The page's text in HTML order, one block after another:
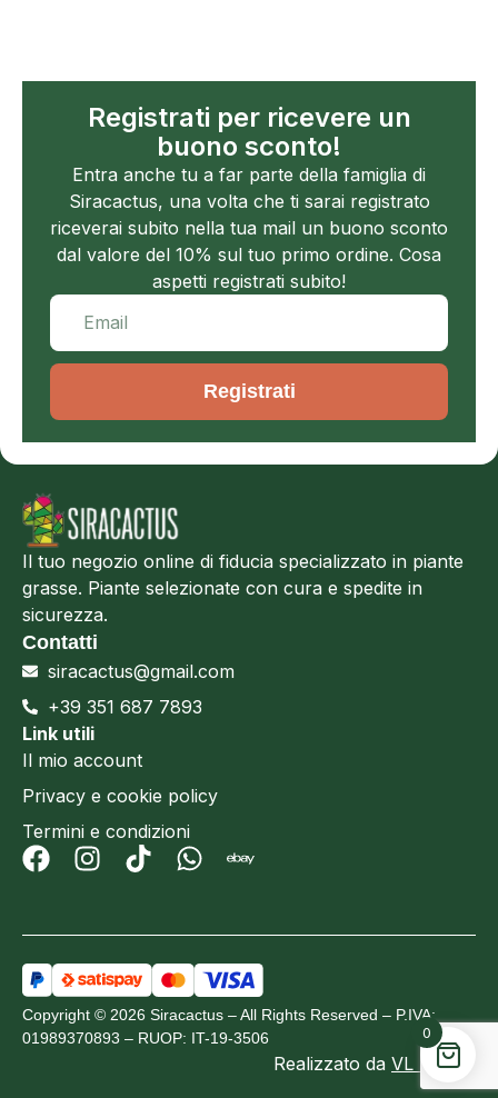
Registrati per ricevere un
buono sconto!
Entra anche tu a far parte della famiglia di
Siracactus, una volta che ti sarai registrato
riceverai subito nella tua mail un buono sconto
dal valore del 10% sul tuo primo ordine. Cosa
aspetti registrati subito!
Registrati
Il tuo negozio online di fiducia specializzato in piante
grasse. Piante selezionate con cura e spedite in
sicurezza.
Contatti
siracactus@gmail.com
+39 351 687 7893
Link utili
Il mio account
Privacy e cookie policy
Termini e condizioni
Copyright © 2026 Siracactus – All Rights Reserved – P.IVA:
01989370893 – RUOP: IT-19-3506
Realizzato da VL Design
0